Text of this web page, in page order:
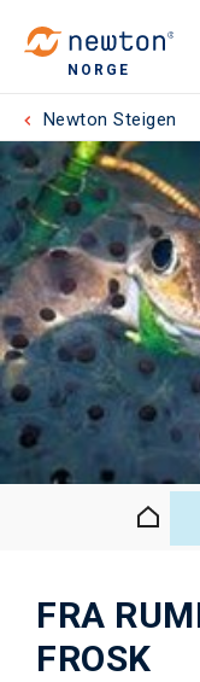
NORGE
Newton Steigen
FRA
FROSK